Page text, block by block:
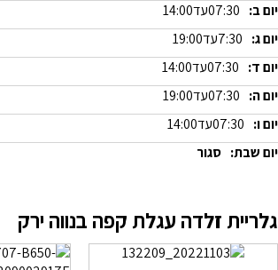
יום ב: 07:30עד14:00
יום ג: 7:30עד19:00
יום ד: 07:30עד14:00
יום ה: 07:30עד19:00
יום ו: 07:30עד14:00
יום שבת: סגור
גלריית זלדה עגלת קפה בנווה ירק